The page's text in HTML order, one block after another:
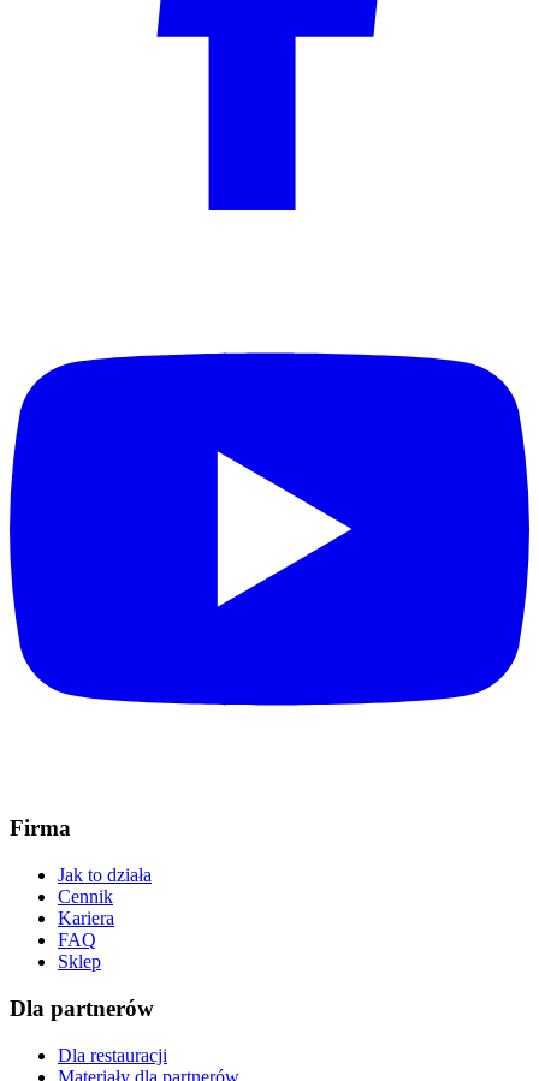
Firma
Jak to działa
Cennik
Kariera
FAQ
Sklep
Dla partnerów
Dla restauracji
Materiały dla partnerów